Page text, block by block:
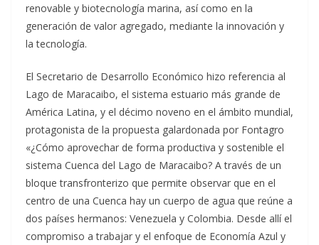
renovable y biotecnología marina, así como en la
generación de valor agregado, mediante la innovación y
la tecnología.
El Secretario de Desarrollo Económico hizo referencia al
Lago de Maracaibo, el sistema estuario más grande de
América Latina, y el décimo noveno en el ámbito mundial,
protagonista de la propuesta galardonada por Fontagro
«¿Cómo aprovechar de forma productiva y sostenible el
sistema Cuenca del Lago de Maracaibo? A través de un
bloque transfronterizo que permite observar que en el
centro de una Cuenca hay un cuerpo de agua que reúne a
dos países hermanos: Venezuela y Colombia. Desde allí el
compromiso a trabajar y el enfoque de Economía Azul y